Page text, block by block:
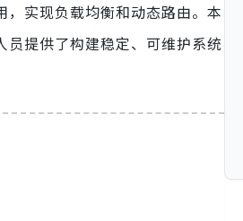
实现负载均衡和动态路由。本
提供了构建稳定、可维护系统